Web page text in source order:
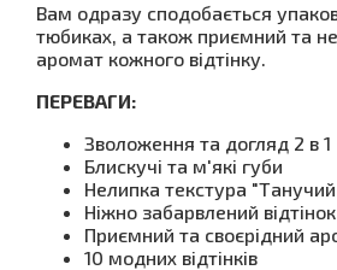
Вам одразу сподобається
тюбиках, а також приємний та
аромат кожного відтінку.
ПЕРЕВАГИ:
Зволоження та догляд 2 в 1
Блискучі та м'які губи
Нелипка текстура
Ніжно забарвлений
Приємний та своєрідний
10 модних відтінків